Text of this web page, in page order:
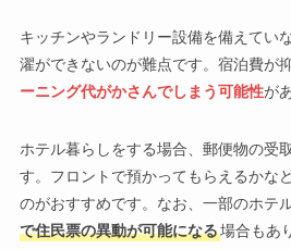
キッチンやランドリー設備を備えてい
濯ができないのが難点です。宿泊費が
ーニング代がかさんでしまう可能性が
ホテル暮らしをする場合、郵便物の受
す。フロントで預かってもらえるかな
のがおすすめです。なお、一部のホテル
で住民票の異動が可能になる場合もあ